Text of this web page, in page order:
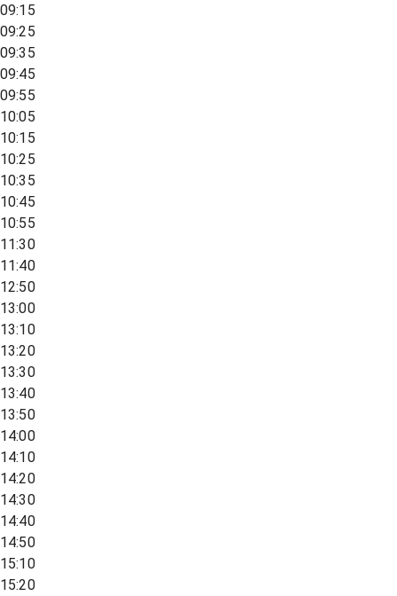
09:15
09:25
09:35
09:45
09:55
10:05
10:15
10:25
10:35
10:45
10:55
11:30
11:40
12:50
13:00
13:10
13:20
13:30
13:40
13:50
14:00
14:10
14:20
14:30
14:40
14:50
15:10
15:20